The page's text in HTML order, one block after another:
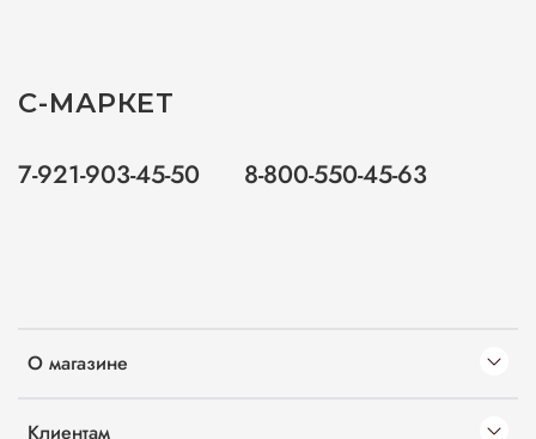
О магазине
Клиентам
С-МАРКЕТ
7-921-903-45-50 8-800-550-45-63